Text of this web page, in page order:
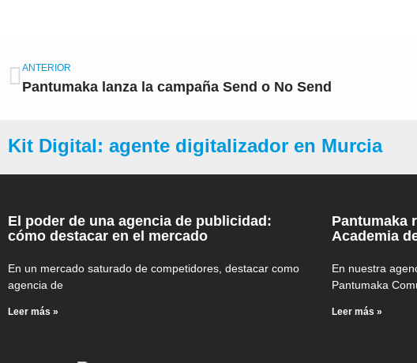
Ant
ANTERIOR
Pantumaka lanza la campaña Send o No Send
Kit Digital: agente digitalizador en Murcia
El poder de una agencia de publicidad:
cómo destacar en el mercado
En un mercado saturado de competidores, destacar como
agencia de
Leer más »
Pantumaka
Academia
En nuestra
Pantumaka
Leer más »